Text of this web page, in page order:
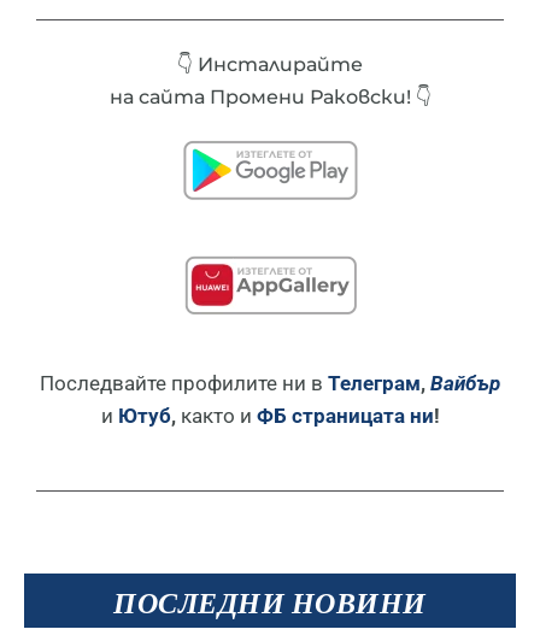
ПОСЛЕДНИ НОВИНИ
👇 Инсталирайте
на сайта Промени Раковски! 👇
Последвайте профилите ни в Телеграм, Вайбър
и Ютуб, както и ФБ страницата ни!